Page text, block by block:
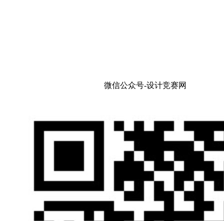
微信公众号-设计竞赛网